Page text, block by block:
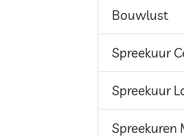
Bouwlust
Spreekuur
Spreekuur
Spreekuren